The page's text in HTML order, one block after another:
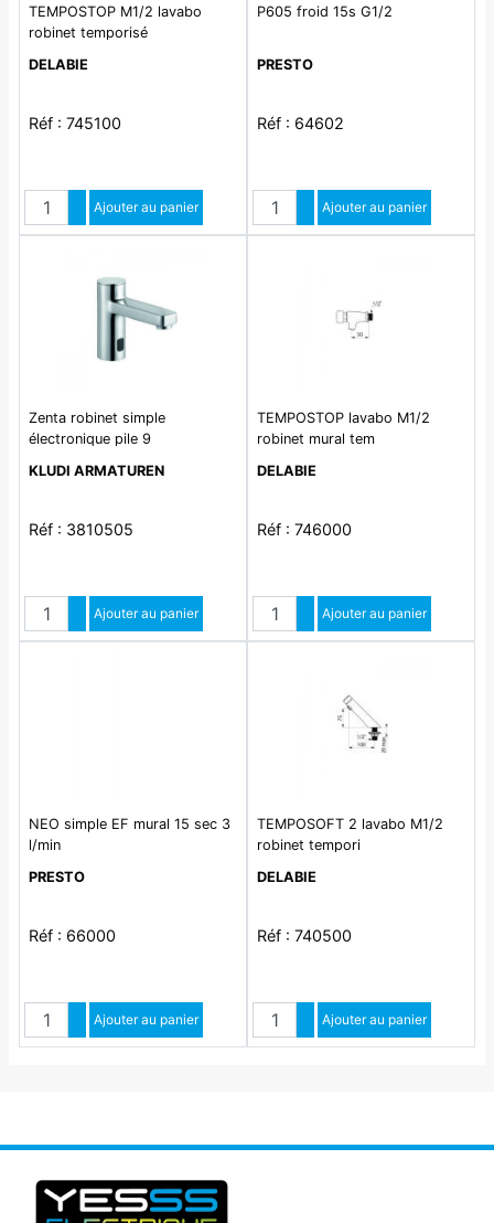
TEMPOSTOP M1/2 lavabo
robinet temporisé
DELABIE
Réf : 745100
QuantitéAugmenter quantité
Diminuer quantité
Ajouter au panier
P605 froid 15s G1/2
PRESTO
Réf : 64602
QuantitéAugmenter quantité
Diminuer quantité
Ajouter au panier
Zenta robinet simple
électronique pile 9
KLUDI ARMATUREN
Réf : 3810505
QuantitéAugmenter quantité
Diminuer quantité
Ajouter au panier
TEMPOSTOP lavabo M1/2
robinet mural tem
DELABIE
Réf : 746000
QuantitéAugmenter quantité
Diminuer quantité
Ajouter au panier
NEO simple EF mural 15 sec 3
l/min
PRESTO
Réf : 66000
QuantitéAugmenter quantité
Diminuer quantité
Ajouter au panier
TEMPOSOFT 2 lavabo M1/2
robinet tempori
DELABIE
Réf : 740500
QuantitéAugmenter quantité
Diminuer quantité
Ajouter au panier